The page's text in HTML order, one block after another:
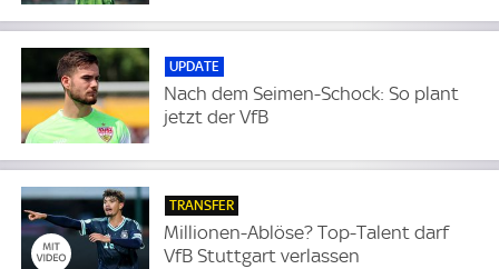
UPDATE
Nach dem Seimen-Schock: So plant
jetzt der VfB
TRANSFER
Millionen-Ablöse? Top-Talent darf
VfB Stuttgart verlassen